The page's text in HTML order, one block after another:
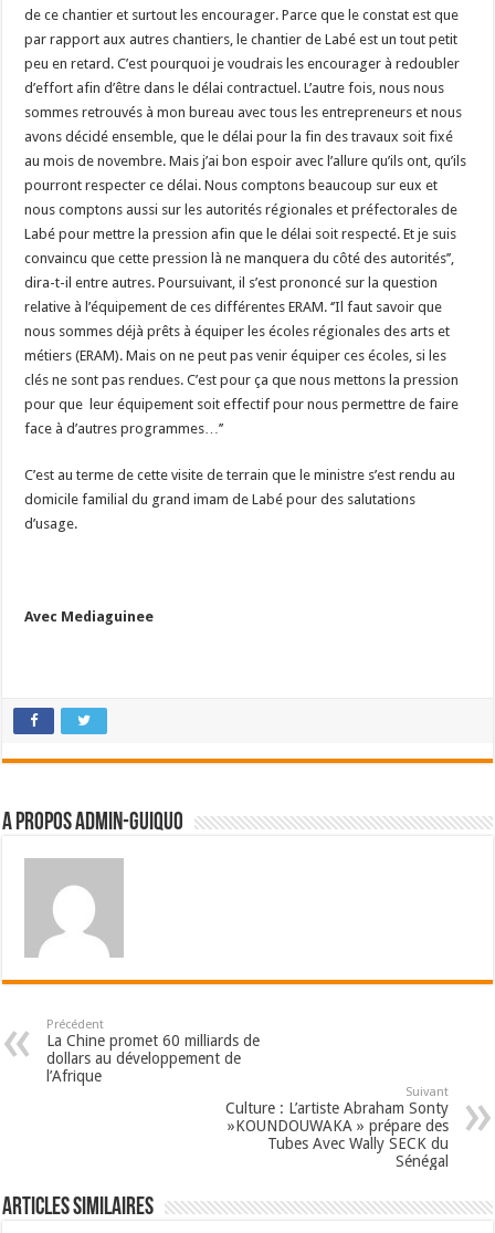
de ce chantier et surtout les encourager. Parce que le constat est que
par rapport aux autres chantiers, le chantier de Labé est un tout petit
peu en retard. C’est pourquoi je voudrais les encourager à redoubler
d’effort afin d’être dans le délai contractuel. L’autre fois, nous nous
sommes retrouvés à mon bureau avec tous les entrepreneurs et nous
avons décidé ensemble, que le délai pour la fin des travaux soit fixé
au mois de novembre. Mais j’ai bon espoir avec l’allure qu’ils ont, qu’ils
pourront respecter ce délai. Nous comptons beaucoup sur eux et
nous comptons aussi sur les autorités régionales et préfectorales de
Labé pour mettre la pression afin que le délai soit respecté. Et je suis
convaincu que cette pression là ne manquera du côté des autorités’’,
dira-t-il entre autres. Poursuivant, il s’est prononcé sur la question
relative à l’équipement de ces différentes ERAM. ‘’Il faut savoir que
nous sommes déjà prêts à équiper les écoles régionales des arts et
métiers (ERAM). Mais on ne peut pas venir équiper ces écoles, si les
clés ne sont pas rendues. C’est pour ça que nous mettons la pression
pour que leur équipement soit effectif pour nous permettre de faire
face à d’autres programmes…’’
C’est au terme de cette visite de terrain que le ministre s’est rendu au
domicile familial du grand imam de Labé pour des salutations
d’usage.
Avec Mediaguinee
A propos admin-guiquo
Précédent
La Chine promet 60 milliards de
dollars au développement de
l’Afrique
Suivant
Culture : L’artiste Abraham Sonty
»KOUNDOUWAKA » prépare des
Tubes Avec Wally SECK du
Sénégal
Articles Similaires